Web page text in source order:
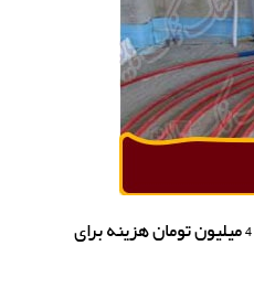
نورپردازی مهمترین بخش یکی اتاق نمک است مانند مثال قبل یک اتاق 3*4 تقریبا 3 تا 4 میلیون تومان هزینه برای